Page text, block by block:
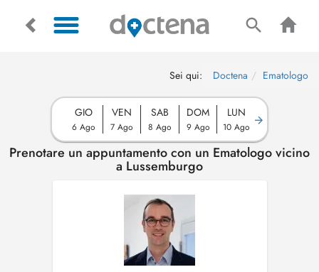
Sei qui: Doctena Ematologo
GIO
6 Ago
VEN
7 Ago
SAB
8 Ago
DOM
9 Ago
LUN
10 Ago
Prenotare un appuntamento con un Ematologo vicino
a Lussemburgo